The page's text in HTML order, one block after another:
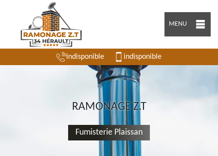
MENU
indisponible indisponible
RAMONAGE Z.T
Fumisterie Plaissan